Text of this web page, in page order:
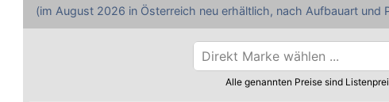
(im August 2026 in Österreich neu erhältlich, nach Aufbauart und
Direkt Marke wählen ...
Alle genannten Preise sind